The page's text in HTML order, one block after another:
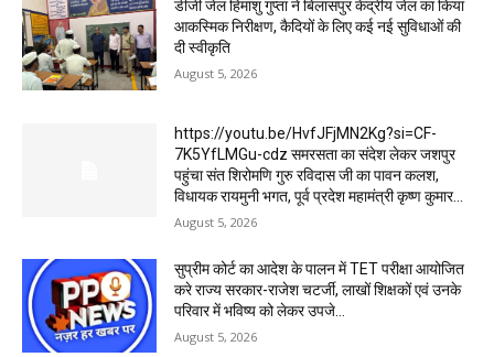
डीजी जेल हिमांशु गुप्ता ने बिलासपुर केंद्रीय जेल का किया
आकस्मिक निरीक्षण, कैदियों के लिए कई नई सुविधाओं की
दी स्वीकृति
August 5, 2026
https://youtu.be/HvfJFjMN2Kg?si=CF-
7K5YfLMGu-cdz समरसता का संदेश लेकर जशपुर
पहुंचा संत शिरोमणि गुरु रविदास जी का पावन कलश,
विधायक रायमुनी भगत, पूर्व प्रदेश महामंत्री कृष्ण कुमार...
August 5, 2026
सुप्रीम कोर्ट का आदेश के पालन में TET परीक्षा आयोजित
करे राज्य सरकार-राजेश चटर्जी, लाखों शिक्षकों एवं उनके
परिवार में भविष्य को लेकर उपजे...
August 5, 2026